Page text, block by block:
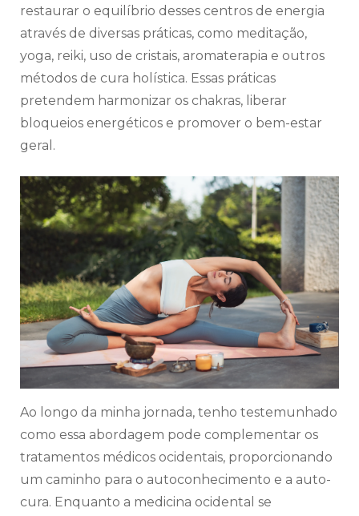
restaurar o equilíbrio desses centros de energia
através de diversas práticas, como meditação,
yoga, reiki, uso de cristais, aromaterapia e outros
métodos de cura holística. Essas práticas
pretendem harmonizar os chakras, liberar
bloqueios energéticos e promover o bem-estar
geral.
Ao longo da minha jornada, tenho testemunhado
como essa abordagem pode complementar os
tratamentos médicos ocidentais, proporcionando
um caminho para o autoconhecimento e a auto-
cura. Enquanto a medicina ocidental se